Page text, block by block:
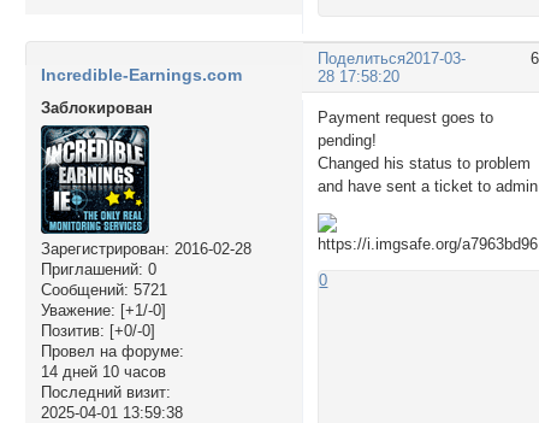
Поделиться2017-03-
28 17:58:20
Incredible-Earnings.com
Заблокирован
Зарегистрирован: 2016-02-28
Приглашений: 0
Сообщений: 5721
Уважение: [+1/-0]
Позитив: [+0/-0]
Провел на форуме:
14 дней 10 часов
Последний визит:
2025-04-01 13:59:38
Payment request goes to
pending!
Changed his status to problem
and have sent a ticket to
0